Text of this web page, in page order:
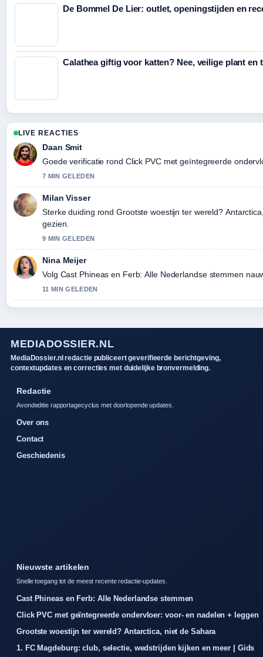
De Bommel De Lier: outlet, openingstijden en
Calathea giftig voor katten? Nee, veilige plant en
LIVE REACTIES
Daan Smit
Goede verificatie rond Click PVC met geïntegreerde
7 MIN GELEDEN
Milan Visser
Sterke duiding rond Grootste woestijn ter wereld?
gezien.
9 MIN GELEDEN
Nina Meijer
Volg Cast Phineas en Ferb: Alle Nederlandse stemmen
11 MIN GELEDEN
MEDIADOSSIER.NL
MediaDossier.nl redactie publiceert geverifieerde berichtgeving,
contextupdates en correcties met duidelijke bronvermelding.
Redactie
Avondeditie rapportagecyclus met doorlopende updates.
Over ons
Contact
Geschiedenis
Nieuwste artikelen
Snelle toegang tot de meest recente redactie-updates.
Cast Phineas en Ferb: Alle Nederlandse stemmen
Click PVC met geïntegreerde ondervloer: voor- en nadelen + leggen
Grootste woestijn ter wereld? Antarctica, niet de Sahara
1. FC Magdeburg: club, selectie, wedstrijden kijken en meer | Gids